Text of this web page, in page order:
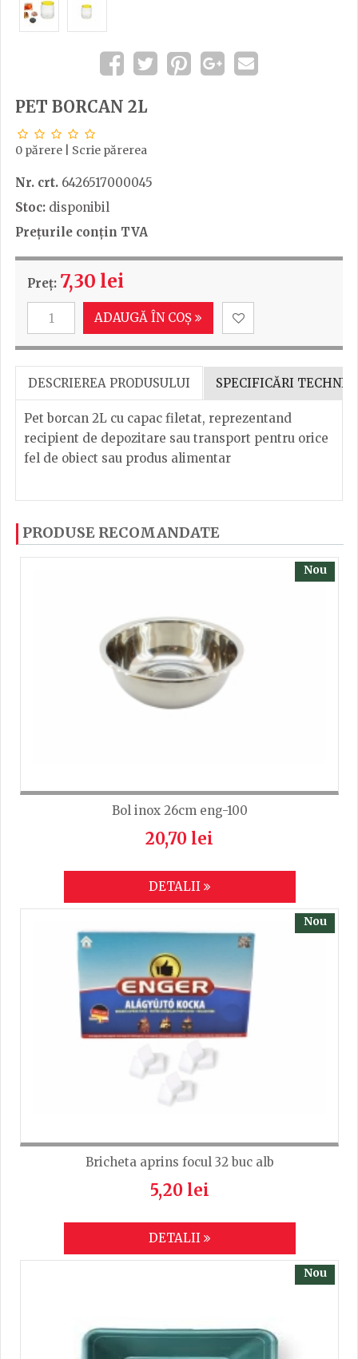
PET BORCAN 2L
0 părere Scrie părerea
Nr. crt. 6426517000045
Stoc: disponibil
Prețurile conțin TVA
Preț: 7,30 lei
ADAUGĂ ÎN COȘ
DESCRIEREA PRODUSULUI SPECIFICĂRI
Pet borcan 2L cu capac filetat, reprezentand
recipient de depozitare sau transport pentru orice
fel de obiect sau produs alimentar
recipient de depozitare sau transport pentru orice
cu ajutorul steluțelor, și scrieți părerea dvs. Pentru
a putea să scrieți părerea trebuie să fiți înregistrat.
PRODUSE RECOMANDATE
Nou
Bol inox 26cm eng-100
20,70 lei
DETALII
Nou
Bricheta aprins focul 32 buc alb
5,20 lei
DETALII
Nou